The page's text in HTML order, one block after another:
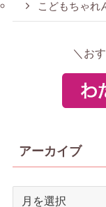
こどもちゃれ
＼お
アーカイブ